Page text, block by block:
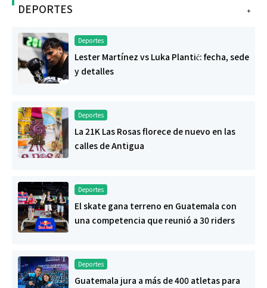
+
DEPORTES
Deportes
Lester Martínez vs Luka Plantić: fecha, sede
y detalles
Deportes
La 21K Las Rosas florece de nuevo en las
calles de Antigua
Deportes
El skate gana terreno en Guatemala con
una competencia que reunió a 30 riders
Deportes
Guatemala jura a más de 400 atletas para